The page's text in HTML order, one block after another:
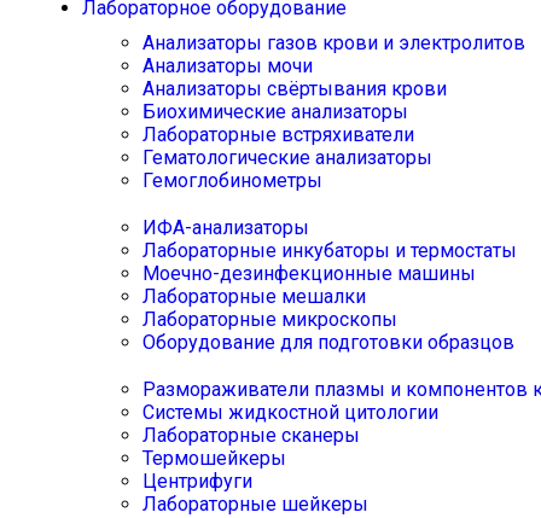
Лабораторное оборудование
Анализаторы газов крови и электролитов
Анализаторы мочи
Анализаторы свёртывания крови
Биохимические анализаторы
Лабораторные встряхиватели
Гематологические анализаторы
Гемоглобинометры
ИФА-анализаторы
Лабораторные инкубаторы и термостаты
Моечно-дезинфекционные машины
Лабораторные мешалки
Лабораторные микроскопы
Оборудование для подготовки образцов
Размораживатели плазмы и компонентов
Системы жидкостной цитологии
Лабораторные сканеры
Термошейкеры
Центрифуги
Лабораторные шейкеры